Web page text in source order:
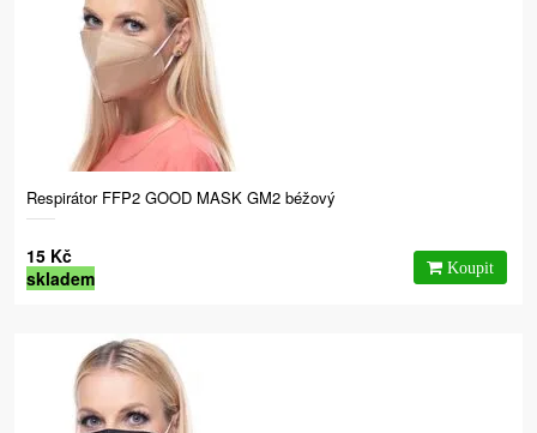
Respirátor FFP2 GOOD MASK GM2 béžový
15 Kč
skladem